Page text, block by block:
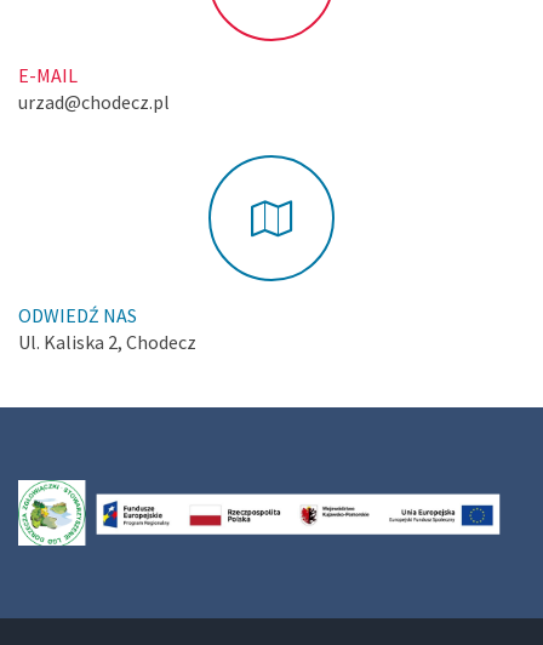
E-MAIL
urzad@chodecz.pl
ODWIEDŹ NAS
Ul. Kaliska 2, Chodecz